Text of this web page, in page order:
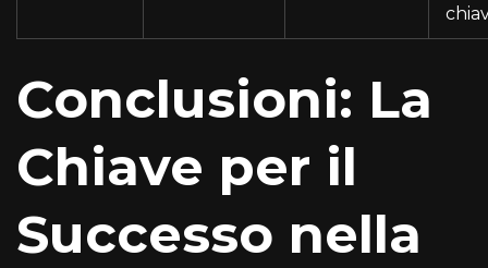
Conclusioni: La
Chiave per il
Successo nella